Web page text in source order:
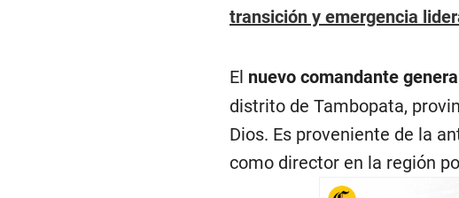
n
u
s
,
2
s
e
o
transición y emergencia
El nuevo comandante
distrito de Tambopata,
Dios. Es proveniente de la
como director en la región